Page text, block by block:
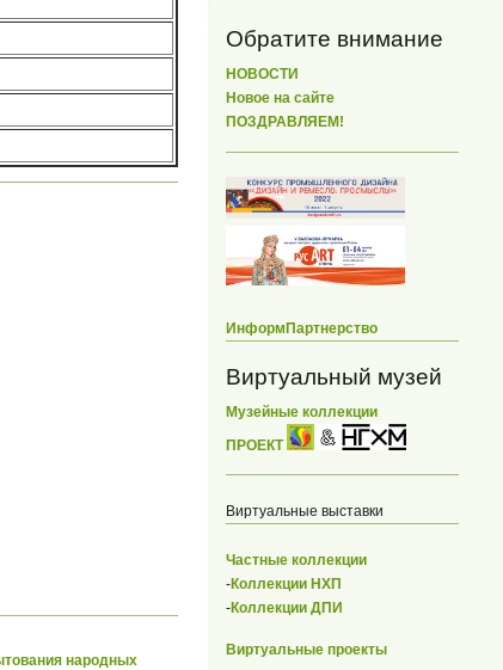
народных
Обратите внимание
НОВОСТИ
Новое на сайте
ПОЗДРАВЛЯЕМ!
ИнформПартнерство
Виртуальный музей
Музейные коллекции
ПРОЕКТ
Виртуальные выставки
Частные коллекции
-Коллекции НХП
-Коллекции ДПИ
Виртуальные проекты